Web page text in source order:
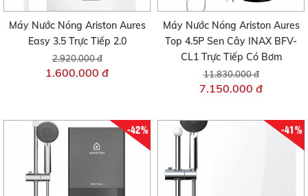
Máy Nước Nóng Ariston Aures
Easy 3.5 Trực Tiếp 2.0
2.920.000 đ
1.600.000 đ
Máy Nước Nóng Ariston Aures
Top 4.5P Sen Cây INAX BFV-
CL1 Trực Tiếp Có Bơm
11.830.000 đ
7.150.000 đ
-42% -41%